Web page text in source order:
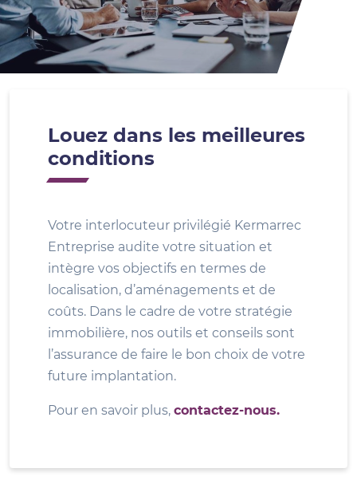
Louez dans les meilleures
conditions
Votre interlocuteur privilégié Kermarrec
Entreprise audite votre situation et
intègre vos objectifs en termes de
localisation, d’aménagements et de
coûts. Dans le cadre de votre stratégie
immobilière, nos outils et conseils sont
l’assurance de faire le bon choix de votre
future implantation.
Pour en savoir plus, contactez-nous.